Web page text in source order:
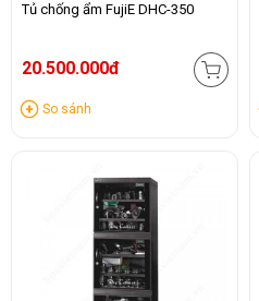
Tủ chống ẩm FujiE DHC-350
20.500.000đ
So sánh